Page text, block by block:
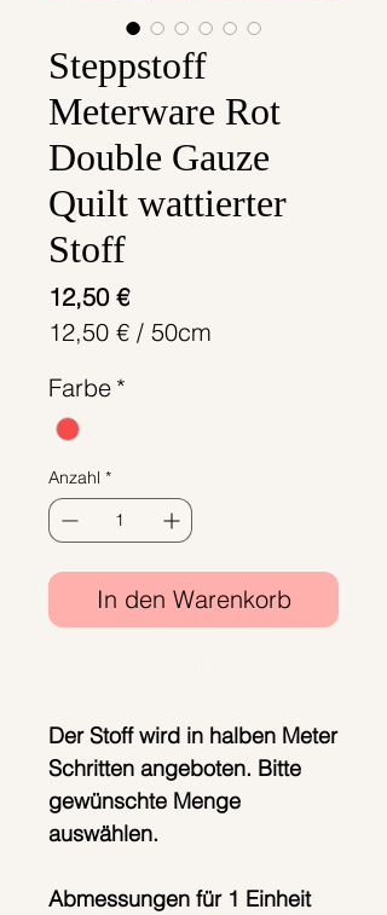
Steppstoff
Meterware Rot
Double Gauze
Quilt wattierter
Stoff
12,50 €Preis
12,50 € / 50cm
pro
50
Farbe *
Anzahl *
In den Warenkorb
Der Stoff wird in halben Meter
Schritten angeboten. Bitte
gewünschte Menge
auswählen.
Abmessungen für 1 Einheit